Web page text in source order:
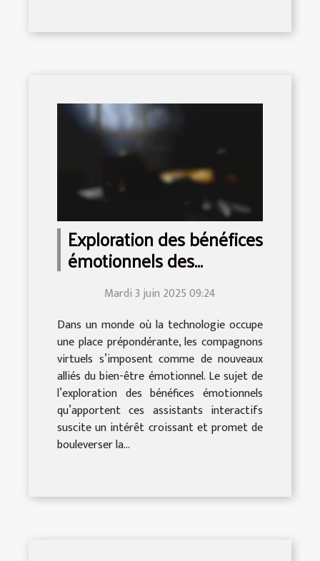
Exploration des bénéfices
émotionnels des
compagnons virtuels
Mardi 3 juin 2025 09:24
Dans un monde où la technologie occupe
une place prépondérante, les compagnons
virtuels s’imposent comme de nouveaux
alliés du bien-être émotionnel. Le sujet de
l’exploration des bénéfices émotionnels
qu’apportent ces assistants interactifs
suscite un intérêt croissant et promet de
bouleverser la...